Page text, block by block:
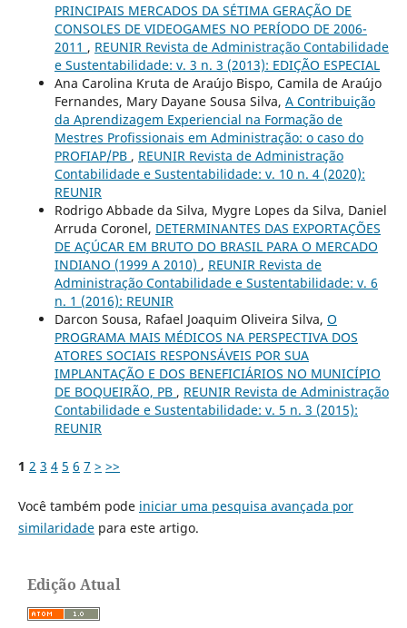
PRINCIPAIS MERCADOS DA SÉTIMA GERAÇÃO DE
CONSOLES DE VIDEOGAMES NO PERÍODO DE 2006-
2011 , REUNIR Revista de Administração Contabilidade
e Sustentabilidade: v. 3 n. 3 (2013): EDIÇÃO ESPECIAL
Ana Carolina Kruta de Araújo Bispo, Camila de Araújo
Fernandes, Mary Dayane Sousa Silva, A Contribuição
da Aprendizagem Experiencial na Formação de
Mestres Profissionais em Administração: o caso do
PROFIAP/PB , REUNIR Revista de Administração
Contabilidade e Sustentabilidade: v. 10 n. 4 (2020):
REUNIR
Rodrigo Abbade da Silva, Mygre Lopes da Silva, Daniel
Arruda Coronel, DETERMINANTES DAS EXPORTAÇÕES
DE AÇÚCAR EM BRUTO DO BRASIL PARA O MERCADO
INDIANO (1999 A 2010) , REUNIR Revista de
Administração Contabilidade e Sustentabilidade: v. 6
n. 1 (2016): REUNIR
Darcon Sousa, Rafael Joaquim Oliveira Silva, O
PROGRAMA MAIS MÉDICOS NA PERSPECTIVA DOS
ATORES SOCIAIS RESPONSÁVEIS POR SUA
IMPLANTAÇÃO E DOS BENEFICIÁRIOS NO MUNICÍPIO
DE BOQUEIRÃO, PB , REUNIR Revista de Administração
Contabilidade e Sustentabilidade: v. 5 n. 3 (2015):
REUNIR
1 2 3 4 5 6 7 > >>
Você também pode iniciar uma pesquisa avançada por
similaridadepara este artigo.
Edição Atual